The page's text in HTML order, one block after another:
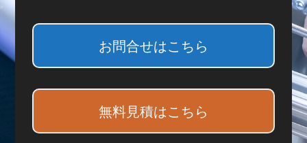
お問合せはこちら
無料見積はこちら